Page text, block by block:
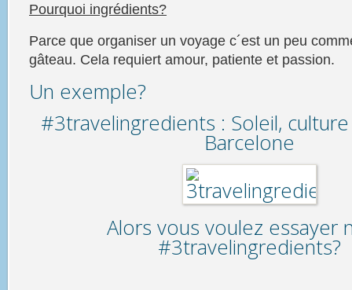
Pourquoi ingrédients?
Parce que organiser un voyage c´est un peu
gâteau. Cela requiert amour, patiente et passion.
Un exemple?
#3travelingredients : Soleil,
Barcelone
Alors vous voulez essayer
#3travelingredients?